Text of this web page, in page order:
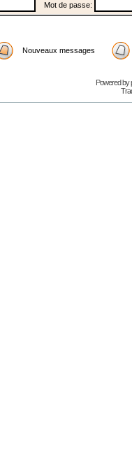
Mot de passe:
Nouveaux messages
Powered by